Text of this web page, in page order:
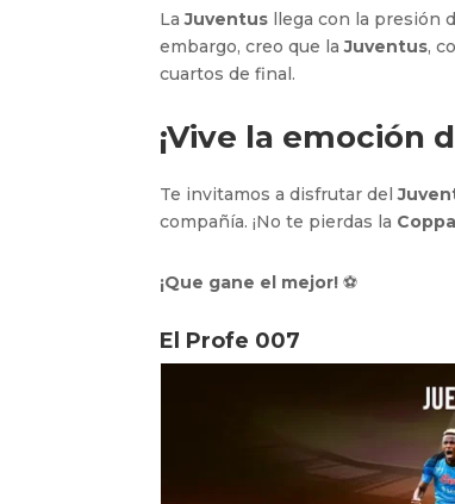
LaJuventus llega con la presión
embargo, creo que laJuventus,
cuartos de final.
¡Vive la emoción
Te invitamos a disfrutar del
compañía. ¡No te pierdas la
¡Que gane el mejor! ⚽
El Profe 007